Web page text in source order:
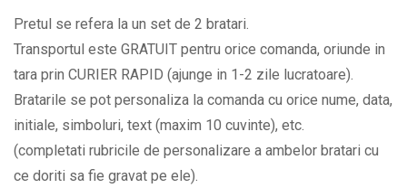
cu
banut
gravat
cu
initiala
la
alegere
Pretul se refera la un set de 2 bratari.
Transportul este GRATUIT pentru orice comanda, oriunde in
tara prin CURIER RAPID (ajunge in 1-2 zile lucratoare).
Bratarile se pot personaliza la comanda cu orice nume, data,
initiale, simboluri, text (maxim 10 cuvinte), etc.
(completati rubricile de personalizare a ambelor bratari cu
ce doriti sa fie gravat pe ele).